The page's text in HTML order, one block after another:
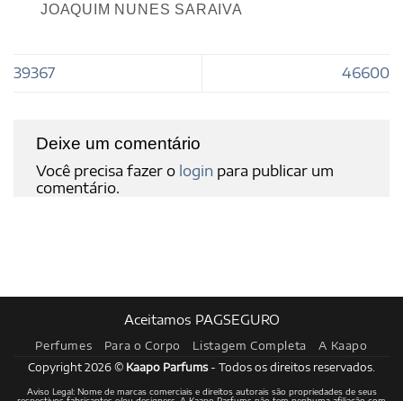
JOAQUIM NUNES SARAIVA
39367 46600
Deixe um comentário
Você precisa fazer o login para publicar um
comentário.
Aceitamos PAGSEGURO
Perfumes Para o Corpo Listagem Completa A Kaapo
Copyright 2026 © Kaapo Parfums- Todos os direitos reservados.
Aviso Legal: Nome de marcas comerciais e direitos autorais são propriedades de seus